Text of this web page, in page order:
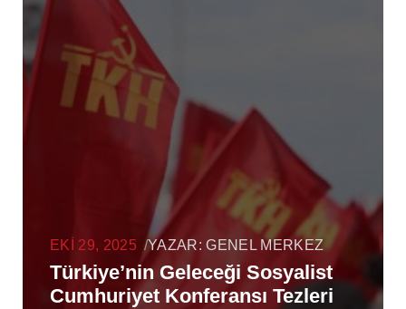
EKI 29, 2025 /YAZAR:GENEL MERKEZ
Türkiye’nin Geleceği Sosyalist
Cumhuriyet Konferansı Tezleri